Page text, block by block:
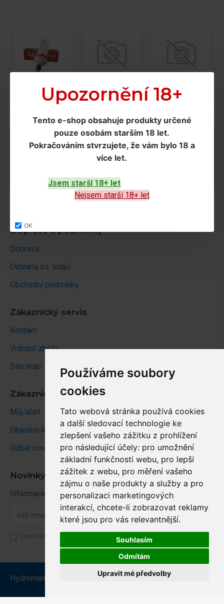
Používáme soubory
cookies
Tato webová stránka používá cookies
a další sledovací technologie ke
zlepšení vašeho zážitku z prohlížení
pro následující účely: pro umožnění
základní funkčnosti webu, pro lepší
zážitek z webu, pro měření vašeho
zájmu o naše produkty a služby a pro
personalizaci marketingových
interakcí, chcete-li zobrazovat reklamy
které jsou pro vás relevantnější.
Souhlasím
Odmítám
Upravit mé předvolby
Upozornění 18+
Tento e-shop obsahuje produkty určené
pouze osobám starším 18 let.
Pokračováním stvrzujete, že vám bylo 18 a
více let.
Jsem starší 18+ let
Nejsem starší 18+ let
OK
CFL lampy
HPS/MH/CMH/
osvětlení
LED osvětlení
osvětlení
armatury
Doprava a podmínky
Doprava
Ochrana os. údajů
Obchodní podmínky
Zákaznický servis
Kontakt
Vrácení zboží
Site map
Zákaznický účet
Můj účet
Objednávky
Odběr novinek
Novinky
Informace o novinkách a akcích
Odběr
Četl(a) jsem a souhlasím se zásady os. údajů
Hydromanie.cz - 2025 - vytvořil Jiří Brož